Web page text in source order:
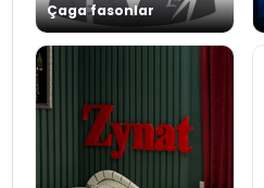
Çaga fasonlar